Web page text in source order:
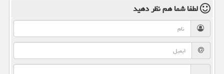
لطفا شما همنظر دهید